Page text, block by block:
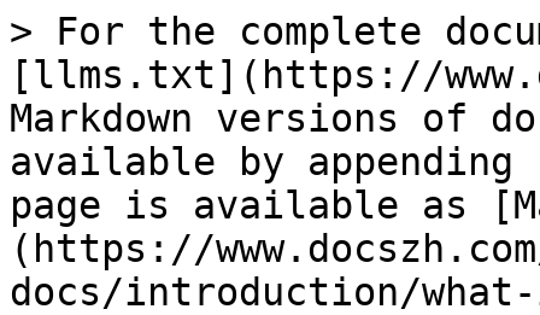
> For the complete
[llms.txt](https://
Markdown versions of
available by
page is available as
(https://
docs/introduction/